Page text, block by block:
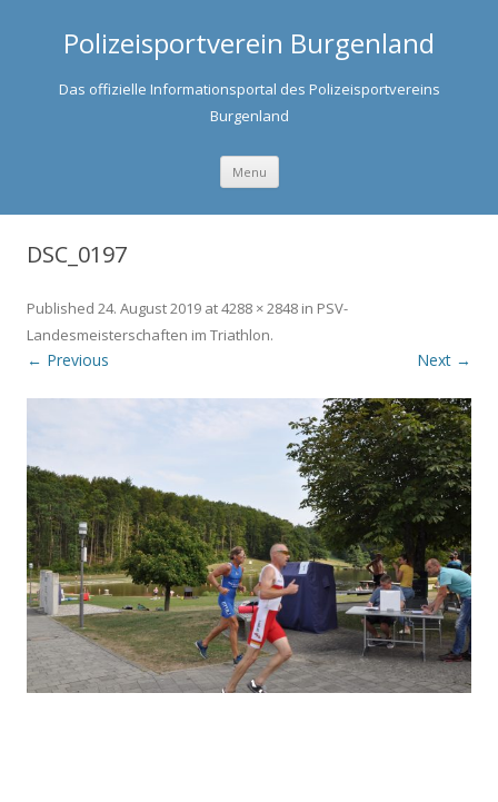
Polizeisportverein Burgenland
Das offizielle Informationsportal des Polizeisportvereins
Burgenland
Menu Skip to content
DSC_0197
Published 24. August 2019 at4288 × 2848 in PSV-
Landesmeisterschaften im Triathlon.
← Previous Next →